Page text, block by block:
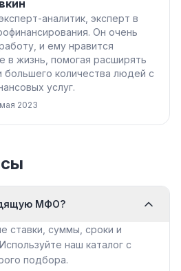
аналитик, эксперт в
Он очень
и ему нравится
в жизнь, помогая расширять
большего количества людей с
услуг.
2023
МФО?
ставки, суммы, сроки и
наш каталог с
подбора.